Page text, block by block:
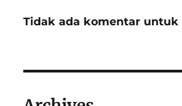
Tidak ada komentar